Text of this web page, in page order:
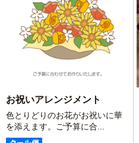
お祝いアレンジメント
色とりどりのお花がお祝いに華
を添えます。ご予算に合...